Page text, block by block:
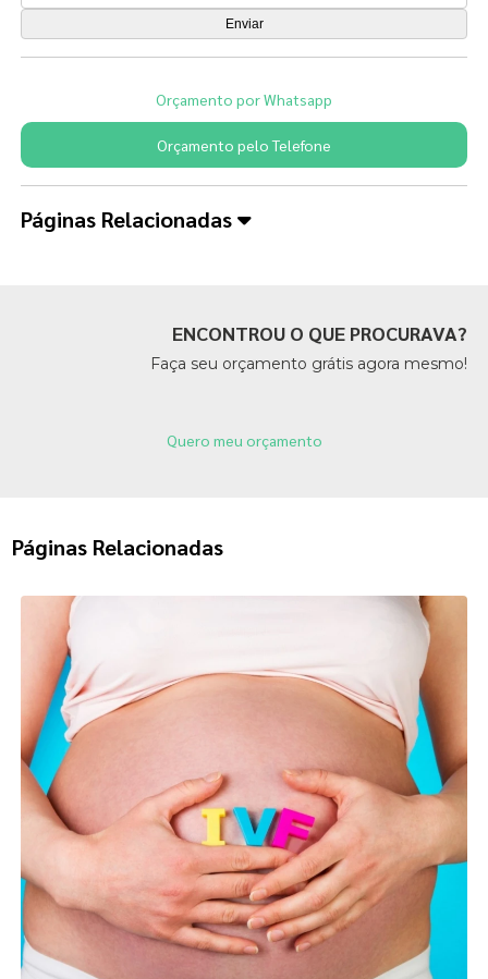
Orçamento por Whatsapp
Orçamento pelo Telefone
Páginas Relacionadas
ENCONTROU O QUE PROCURAVA?
Faça seu orçamento grátis agora mesmo!
Quero meu orçamento
Páginas Relacionadas